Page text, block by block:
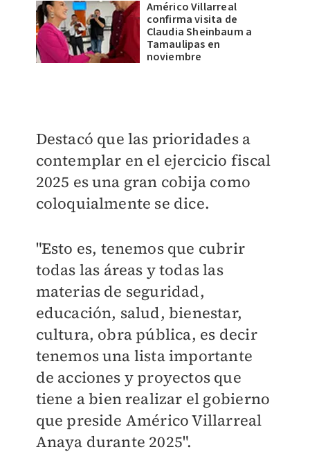
Américo Villarreal
confirma visita de
Claudia Sheinbaum a
Tamaulipas en
noviembre
Destacó que las prioridades a
contemplar en el ejercicio fiscal
2025 es una gran cobija como
coloquialmente se dice.
"Esto es, tenemos que cubrir
todas las áreas y todas las
materias de seguridad,
educación, salud, bienestar,
cultura, obra pública, es decir
tenemos una lista importante
de acciones y proyectos que
tiene a bien realizar el gobierno
que preside Américo Villarreal
Anaya durante 2025".